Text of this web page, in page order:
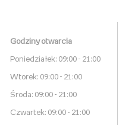
Godziny otwarcia
Poniedziałek: 09:00 - 21:00
Wtorek: 09:00 - 21:00
Środa: 09:00 - 21:00
Czwartek: 09:00 - 21:00